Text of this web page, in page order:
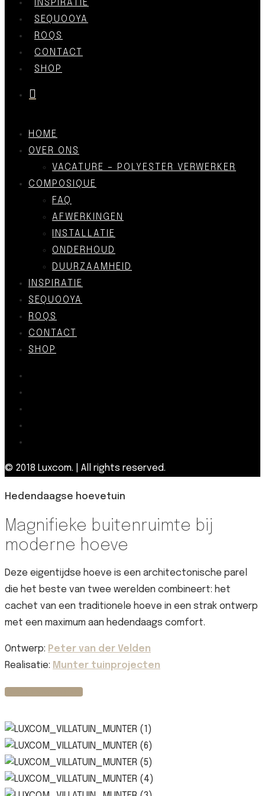
INSPIRATIE
SEQUOOYA
ROQS
CONTACT
SHOP
HOME
OVER ONS
VACATURE – POLYESTER VERWERKER
COMPOSIQUE
FAQ
AFWERKINGEN
INSTALLATIE
ONDERHOUD
DUURZAAMHEID
INSPIRATIE
SEQUOOYA
ROQS
CONTACT
SHOP
© 2018 Luxcom. | All rights reserved.
Hedendaagse hoevetuin
Magnifieke buitenruimte bij
moderne hoeve
Deze eigentijdse hoeve is een architectonische parel
die het beste van twee werelden combineert: het
cachet van een traditionele hoeve in een strak ontwerp
met een maximum aan hedendaags comfort.
Ontwerp: Peter van der Velden
Realisatie: Munter tuinprojecten
Bekijk meer foto's